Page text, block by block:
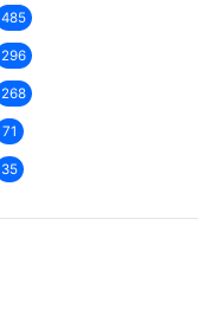
485
296
268
71
35